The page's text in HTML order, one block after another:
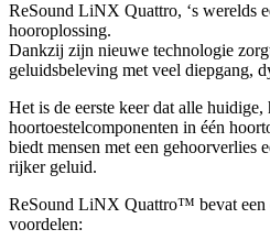
ReSound LiNX Quattro, ‘s werelds
hooroplossing.
Dankzij zijn nieuwe technologie
geluidsbeleving met veel diepgang,
Het is de eerste keer dat alle
hoortoestelcomponenten in één
biedt mensen met een gehoorverlies
rijker geluid.
ReSound LiNX Quattro™ bevat een
voordelen: